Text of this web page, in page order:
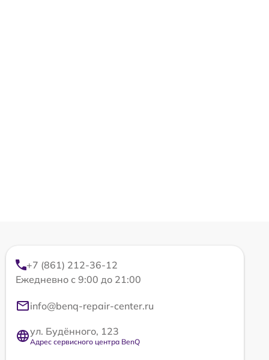
+7 (861) 212-36-12
Ежедневно с 9:00 до 21:00
info@benq-repair-center.ru
ул. Будённого, 123
Адрес сервисного центра BenQ